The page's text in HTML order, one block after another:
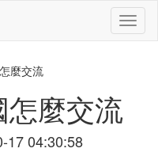
切
換
麼交流
怎麼交流
17 04:30:58